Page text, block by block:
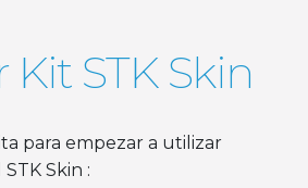
Kit STK Skin
para empezar a utilizar
Skin :